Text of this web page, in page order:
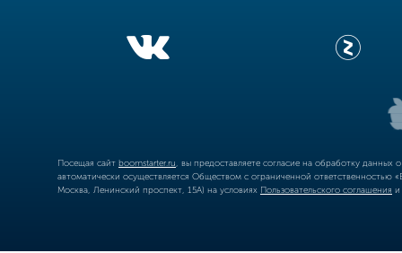
Посещая сайт boomstarter.ru , вы предоставляете согласие на обработку
автоматически осуществляется Обществом с ограниченной
Москва, Ленинский проспект, 15А) на условиях Пользовательского соглашения и